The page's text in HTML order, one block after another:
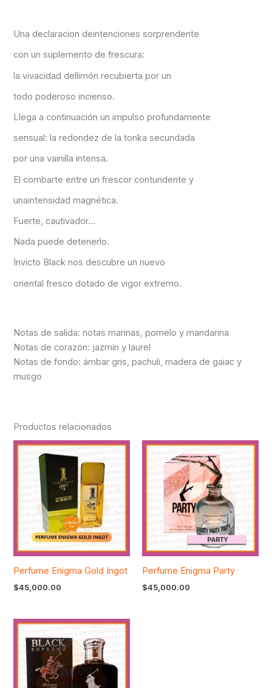
Una declaracion deintenciones sorprendente
con un suplemento de frescura:
la vivacidad dellimón recubierta por un
todo poderoso incienso.
Llega a continuación un impulso profundamente
sensual: la redondez de la tonka secundada
por una vainilla intensa.
El combarte entre un frescor contundente y
unaintensidad magnética.
Fuerte, cautivador…
Nada puede detenerlo.
Invicto Black nos descubre un nuevo
oriental fresco dotado de vigor extremo.
Notas de salida: notas marinas, pomelo y mandarina
Notas de corazón: jazmín y laurel
Notas de fondo: ámbar gris, pachuli, madera de gaiac y
musgo
Productos relacionados
Perfume Enigma Gold Ingot
$45,000.00
Perfume Enigma Party
$45,000.00